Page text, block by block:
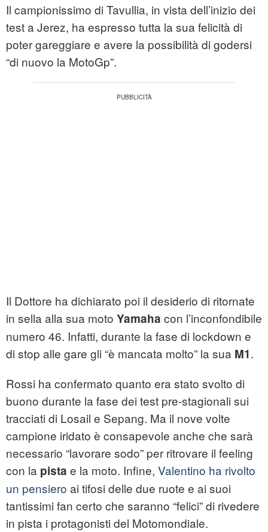
Il campionissimo di Tavullia, in vista dell’inizio dei
test a Jerez, ha espresso tutta la sua felicità di
poter gareggiare e avere la possibilità di godersi
“di nuovo la MotoGp”.
Il Dottore ha dichiarato poi il desiderio di ritornate
in sella alla sua moto Yamaha con l’inconfondibile
numero 46. Infatti, durante la fase di lockdown e
di stop alle gare gli “è mancata molto” la sua M1.
Rossi ha confermato quanto era stato svolto di
buono durante la fase dei test pre-stagionali sui
tracciati di Losail e Sepang. Ma il nove volte
campione iridato è consapevole anche che sarà
necessario “lavorare sodo” per ritrovare il feeling
con la pista e la moto. Infine, Valentino ha rivolto
un pensiero ai tifosi delle due ruote e ai suoi
tantissimi fan certo che saranno “felici” di rivedere
in pista i protagonisti del Motomondiale.